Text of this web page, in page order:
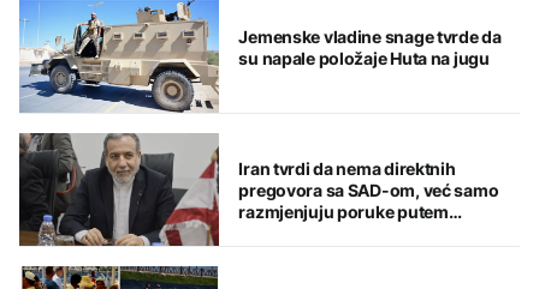
Jemenske vladine snage tvrde da
su napale položaje Huta na jugu
Iran tvrdi da nema direktnih
pregovora sa SAD-om, već samo
razmjenjuju poruke putem